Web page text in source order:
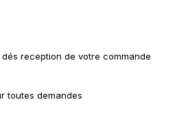
reception de votre commande
toutes demandes